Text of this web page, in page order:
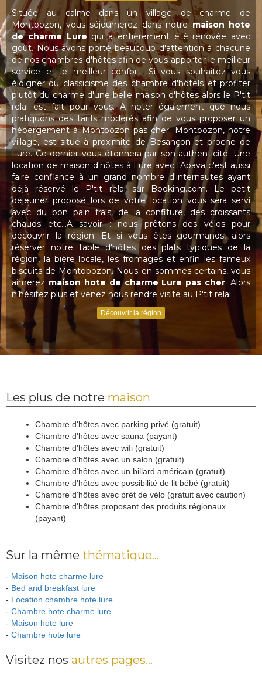
Située au calme dans un village de charme de
Montbozon, vous séjournerez dans notre maison hote
de charme Lure qui a entièrement été rénovée avec
goût. Nous avons porté beaucoup d'attention à chacune
de nos chambres d'hôtes afin de vous apporter le meilleur
service et le meilleur confort. Si vous souhaitez vous
éloigner du classicisme des chambre d'hôtels et profiter
plutôt du charme d'une belle maison d'hôtes alors le P'tit
relai est fait pour vous. A noter également que nous
pratiquons des tarifs modérés afin de vous proposer un
hébergement à Montbozon pas cher. Montbozon, notre
village, est situé à proximité de Besançon et proche de
Lure. Ce dernier vous étonnera par son authenticité. Une
location de maison d'hôtes à Lure avec l'Apava c'est aussi
faire confiance à un grand nombre d'internautes ayant
déjà réservé le P'tit relai sur Booking.com. Le petit
déjeuner proposé lors de votre location vous sera servi
avec du bon pain frais, de la confiture, des croissants
chauds etc...A savoir : nous prêtons des vélos pour
découvrir la région. Et si vous êtes gourmands, alors
réserver notre table d'hôtes des plats typiques de la
région, la bière locale, les fromages et enfin les fameux
biscuits de Montobozon. Nous en sommes certains, vous
aimerez maison hote de charme Lure pas cher. Alors
n’hésitez plus et venez nous rendre visite au P'tit relai.
Découvrir la région
Les plus de notre maison
Chambre d'hôtes avec parking privé (gratuit)
Chambre d'hôtes avec sauna (payant)
Chambre d'hôtes avec wifi (gratuit)
Chambre d'hôtes avec un salon (gratuit)
Chambre d'hôtes avec un billard américain (gratuit)
Chambre d'hôtes avec possibilité de lit bébé (gratuit)
Chambre d'hôtes avec prêt de vélo (gratuit avec caution)
Chambre d'hôtes proposant des produits régionaux
(payant)
Sur la même thématique...
- Maison hote charme lure
- Bed and breakfast lure
- Location chambre hote lure
- Chambre hote charme lure
- Maison hote lure
- Chambre hote lure
Visitez nos autres pages...